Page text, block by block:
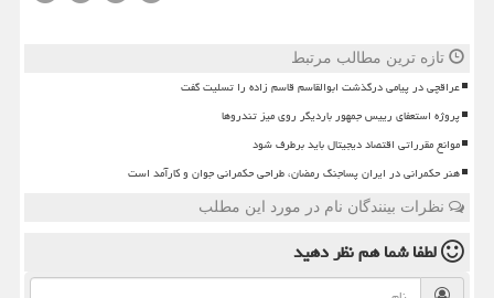
تازه ترین مطالب مرتبط
عراقچی در پیامی درگذشت ابوالقاسم قاسم زاده را تسلیت گفت
پروژه استعفای رییس جمهور باردیگر روی میز تندروها
موانع مقرراتی اقتصاد دیجیتال باید برطرف شود
هنر حکمرانی در ایران پساجنگ رمضان، طراحی حکمرانی جوان و کارآمد است
نظرات بینندگان نام در مورد این مطلب
لطفا شما همنظر دهید